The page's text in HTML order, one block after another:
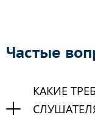
Частые
КАКИЕ